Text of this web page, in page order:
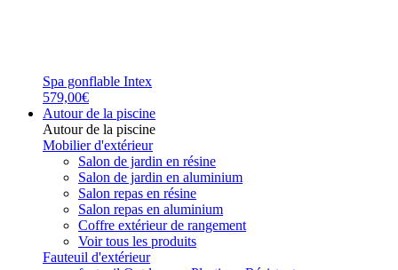
Spa gonflable Intex
579,00€
Autour de la piscine
Autour de la piscine
Mobilier d'extérieur
Salon de jardin en résine
Salon de jardin en aluminium
Salon repas en résine
Salon repas en aluminium
Coffre extérieur de rangement
Voir tous les produits
Fauteuil d'extérieur